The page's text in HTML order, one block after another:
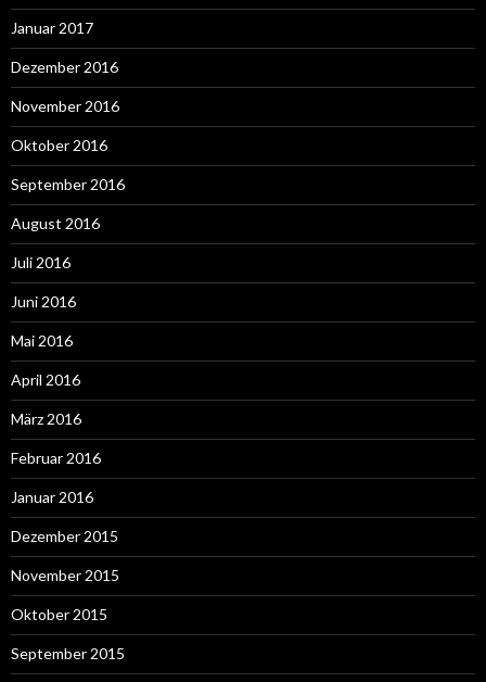
Januar 2017
Dezember 2016
November 2016
Oktober 2016
September 2016
August 2016
Juli 2016
Juni 2016
Mai 2016
April 2016
März 2016
Februar 2016
Januar 2016
Dezember 2015
November 2015
Oktober 2015
September 2015